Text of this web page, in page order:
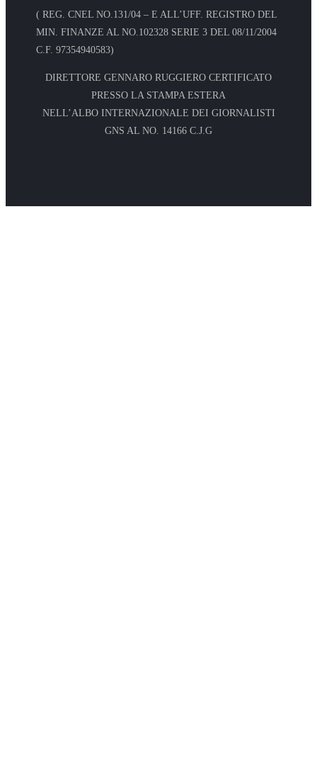
( REG. CNEL NO.131/04 – E ALL’UFF. REGISTRO DEL
MIN. FINANZE AL NO.102328 SERIE 3 DEL 08/11/2004
C.F. 97354940583)
DIRETTORE GENNARO RUGGIERO CERTIFICATO
PRESSO LA STAMPA ESTERA
NELL’ALBO INTERNAZIONALE DEI GIORNALISTI
GNS AL NO. 14166 C.J.G